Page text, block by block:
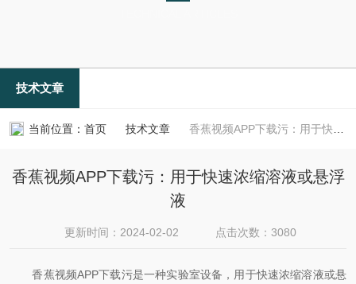
技术文章
当前位置： 首页 技术文章 香蕉视频APP下载污：用于快速浓缩溶液或悬浮液
香蕉视频APP下载污：用于快速浓缩溶液或悬浮
液
更新时间：2024-02-02 点击次数：3080
香蕉视频APP下载污是一种实验室设备，用于快速浓缩溶液或悬